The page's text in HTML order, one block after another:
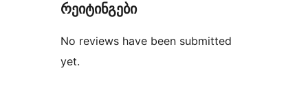
რეიტინგები
No reviews have been submitted
yet.